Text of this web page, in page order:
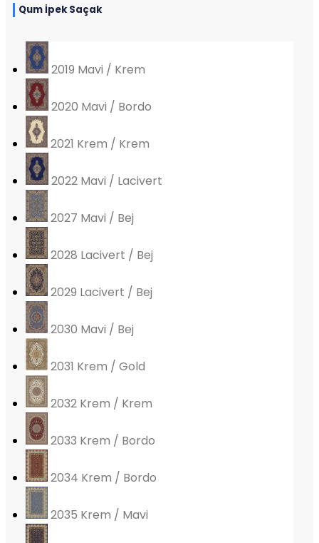
Qum İpek Saçak
2019 Mavi / Krem
2020 Mavi / Bordo
2021 Krem / Krem
2022 Mavi / Lacivert
2027 Mavi / Bej
2028 Lacivert / Bej
2029 Lacivert / Bej
2030 Mavi / Bej
2031 Krem / Gold
2032 Krem / Krem
2033 Krem / Bordo
2034 Krem / Bordo
2035 Krem / Mavi